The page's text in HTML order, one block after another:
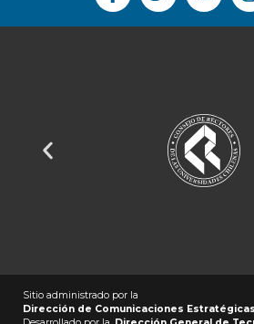
Sitio administrado por la
Dirección de Comunicaciones